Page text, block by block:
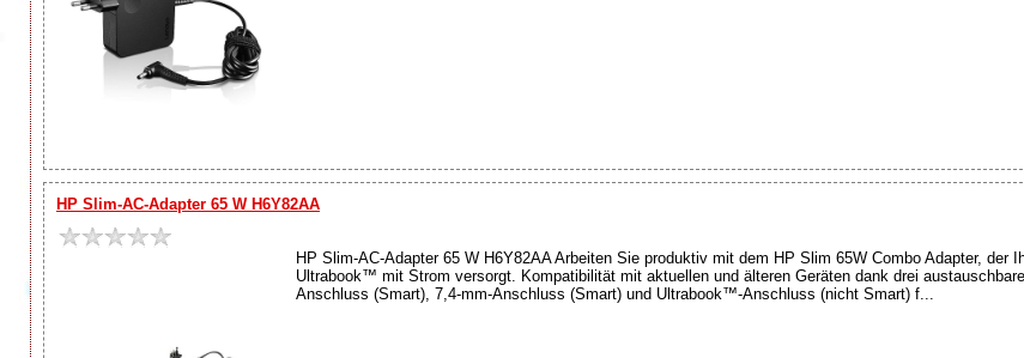
HP Slim-AC-Adapter 65 W H6Y82AA
HP Slim-AC-Adapter 65 W H6Y82AA Arbeiten Sie produktiv mit dem HP Slim 65W Combo Adapter, der
Ultrabook™ mit Strom versorgt. Kompatibilität mit aktuellen und älteren Geräten dank drei
Anschluss (Smart), 7,4-mm-Anschluss (Smart) und Ultrabook™-Anschluss (nicht Smart) f...